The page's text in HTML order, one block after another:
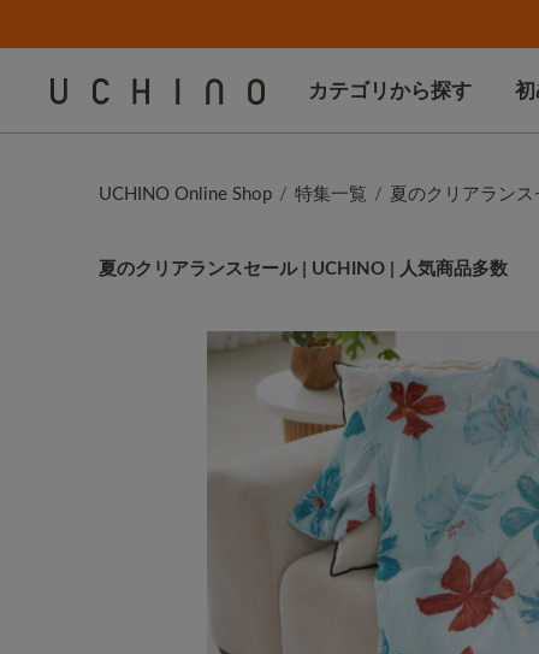
カテゴリから探す 初
UCHINO Online Shop 特集一覧 夏のクリアラン
夏のクリアランスセール | UCHINO | 人気商品多数